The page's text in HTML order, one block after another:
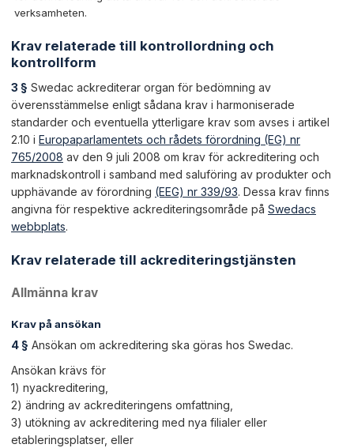
verksamheten.
Krav relaterade till kontrollordning och
kontrollform
3 § Swedac ackrediterar organ för bedömning av
överensstämmelse enligt sådana krav i harmoniserade
standarder och eventuella ytterligare krav som avses i artikel
2.10 i Europaparlamentets och rådets förordning (EG) nr
765/2008 av den 9 juli 2008 om krav för ackreditering och
marknadskontroll i samband med saluföring av produkter och
upphävande av förordning (EEG) nr 339/93. Dessa krav finns
angivna för respektive ackrediteringsområde på Swedacs
webbplats.
Krav relaterade till ackrediteringstjänsten
Allmänna krav
Krav på ansökan
4 § Ansökan om ackreditering ska göras hos Swedac.
Ansökan krävs för
1) nyackreditering,
2) ändring av ackrediteringens omfattning,
3) utökning av ackreditering med nya filialer eller
etableringsplatser, eller